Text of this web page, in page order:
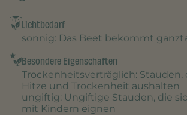
Lichtbedarf
sonnig: Das Beet bekommt
Besondere Eigenschaften
Trockenheitsverträglich:
Hitze und Trockenheit aushalten
ungiftig: Ungiftige Stauden, die
mit Kindern eignen